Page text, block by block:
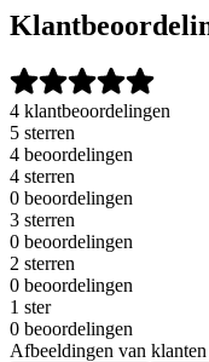
4 klantbeoordelingen
5 sterren
4 beoordelingen
4 sterren
0 beoordelingen
3 sterren
0 beoordelingen
2 sterren
0 beoordelingen
1 ster
0 beoordelingen
Afbeeldingen van klanten